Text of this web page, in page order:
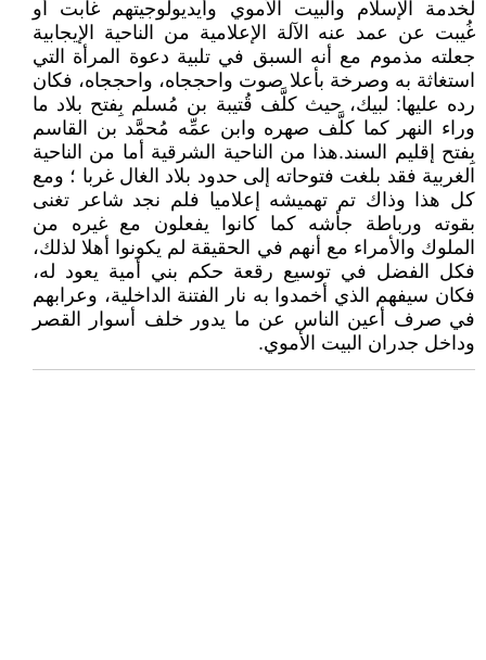
لخدمة الإسلام والبيت الأموي وأيديولوجيتهم غابت أو
غُيبت عن عمد عنه الآلة الإعلامية من الناحية الإيجابية
جعلته مذموم مع أنه السبق في تلبية دعوة المرأة التي
استغاثة به وصرخة بأعلا صوت واحججاه، واحججاه، فكان
رده عليها: لبيك، حيث كلَّف قُتيبة بن مُسلم بِفتح بلاد ما
وراء النهر كما كلَّف صهره وابن عمِّه مُحمَّد بن القاسم
بِفتح إقليم السند.هذا من الناحية الشرقية أما من الناحية
الغربية فقد بلغت فتوحاته إلى حدود بلاد الغال غربا ؛ ومع
كل هذا وذاك تم تهميشه إعلاميا فلم نجد شاعر تغنى
بقوته ورباطة جأشه كما كانوا يفعلون مع غيره من
الملوك والأمراء مع أنهم في الحقيقة لم يكونوا أهلا لذلك،
فكل الفضل في توسيع رقعة حكم بني أمية يعود له،
فكان سيفهم الذي أخمدوا به نار الفتنة الداخلية، وعرابهم
في صرف أعين الناس عن ما يدور خلف أسوار القصر
وداخل جدران البيت الأموي.